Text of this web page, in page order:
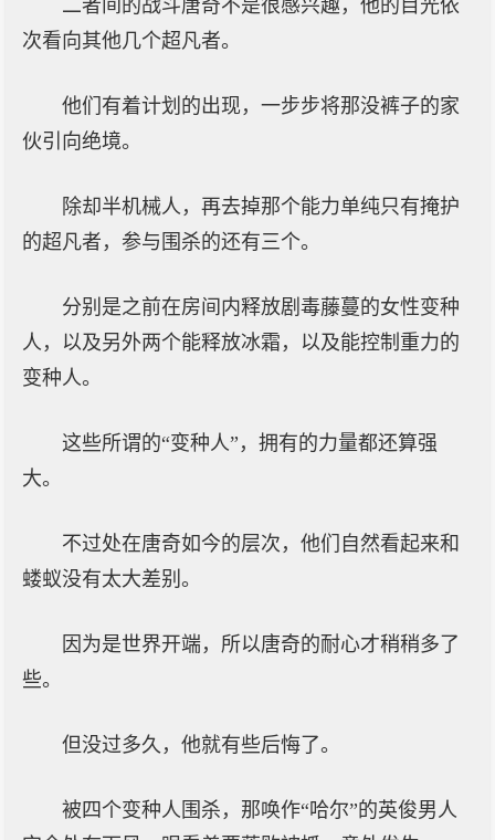
二者间的战斗唐奇不是很感兴趣，他的目光依
次看向其他几个超凡者。
他们有着计划的出现，一步步将那没裤子的家
伙引向绝境。
除却半机械人，再去掉那个能力单纯只有掩护
的超凡者，参与围杀的还有三个。
分别是之前在房间内释放剧毒藤蔓的女性变种
人，以及另外两个能释放冰霜，以及能控制重力的
变种人。
这些所谓的“变种人”，拥有的力量都还算强
大。
不过处在唐奇如今的层次，他们自然看起来和
蝼蚁没有太大差别。
因为是世界开端，所以唐奇的耐心才稍稍多了
些。
但没过多久，他就有些后悔了。
被四个变种人围杀，那唤作“哈尔”的英俊男人